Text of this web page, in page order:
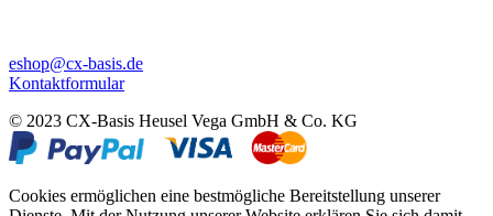
eshop@cx-basis.de
Kontaktformular
© 2023 CX-Basis Heusel Vega GmbH & Co. KG
Cookies ermöglichen eine bestmögliche Bereitstellung unserer